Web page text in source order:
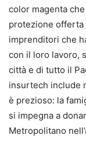
color magenta
protezione offerta
imprenditori che
con il loro lavoro,
città e di tutto il
insurtech include
è prezioso: la
si impegna a
Metropolitano